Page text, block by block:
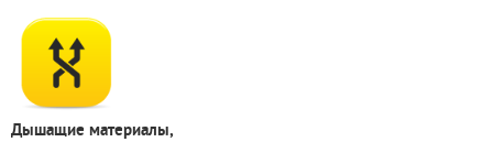
Дышащие материалы,